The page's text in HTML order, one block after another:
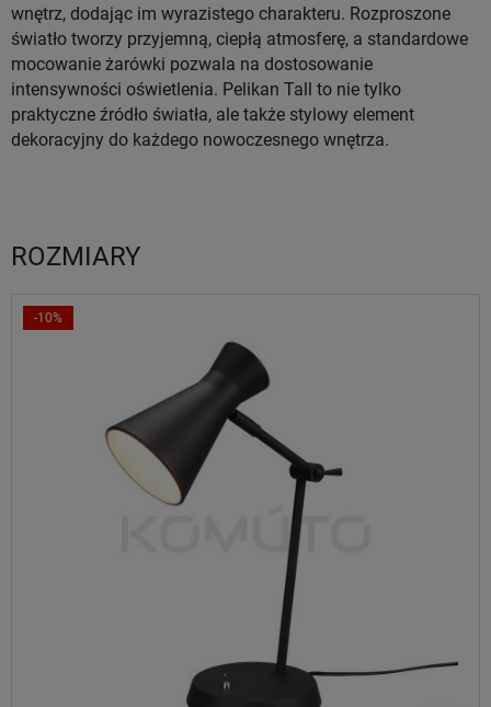
wnętrz, dodając im wyrazistego charakteru. Rozproszone
światło tworzy przyjemną, ciepłą atmosferę, a standardowe
mocowanie żarówki pozwala na dostosowanie
intensywności oświetlenia. Pelikan Tall to nie tylko
praktyczne źródło światła, ale także stylowy element
dekoracyjny do każdego nowoczesnego wnętrza.
ROZMIARY
-10%